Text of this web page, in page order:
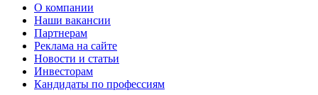
О компании
Наши вакансии
Партнерам
Реклама на сайте
Новости и статьи
Инвесторам
Кандидаты по профессиям